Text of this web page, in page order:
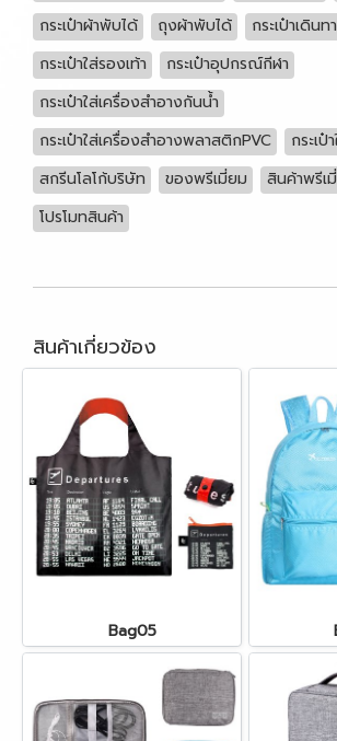
กระเป๋าผ้าพับได้
ถุงผ้าพับได้
กระเป๋าเดิน
กระเป๋าใส่รองเท้า
กระเป๋าอุปกรณ์กีฬา
กระเป๋าใส่เครื่องสำอางกันน้ำ
กระเป๋าใส่เครื่องสำอางพลาสติกPVC
กระเ
สกรีนโลโก้บริษัท
ของพรีเมี่ยม
สินค้าพรีเ
โปรโมทสินค้า
สินค้าเกี่ยวข้อง
Bag05